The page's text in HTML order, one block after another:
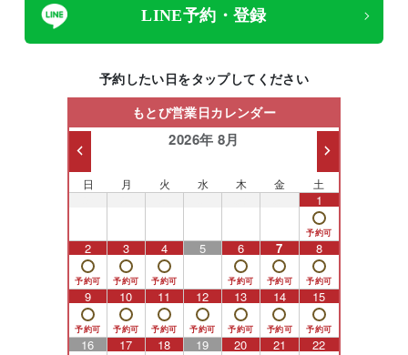
LINE予約・登録
予約したい日をタップしてください
もとび営業日カレンダー
2026年 8月
日 月 火 水 木 金 土
1
2 3 4 5 6 7 8
9 10 11 12 13 14 15
16 17 18 19 20 21 22